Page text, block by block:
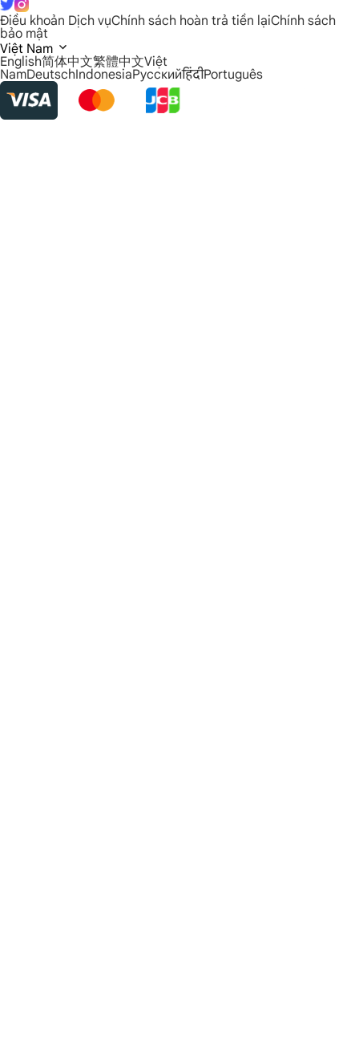
Điều khoản Dịch vụChính sách hoàn trả tiền lạiChính sách
bảo mật
Việt Nam
English简体中文繁體中文Việt
NamDeutschIndonesiaРусскийहिंदीPortuguês